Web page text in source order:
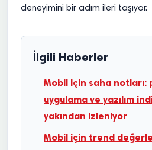
deneyimini bir adım ileri taşıyor.
İlgili Haberler
Mobil için saha notları:
uygulama ve yazılım
yakından izleniyor
Mobil için trend